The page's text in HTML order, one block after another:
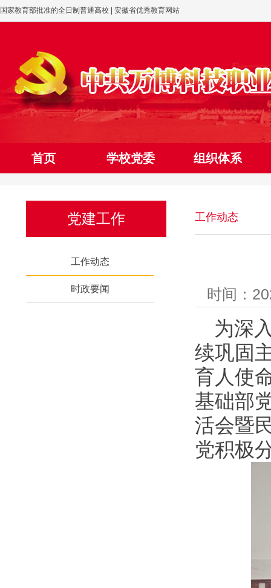
国家教育部批准的全日制普通高校 | 安徽省优秀教育网站
首页 学校党委 组织体系
党建工作
工作动态
时政要闻
工作动态
时间：
为深
续巩固
育人使
基础部
活会暨
党积极